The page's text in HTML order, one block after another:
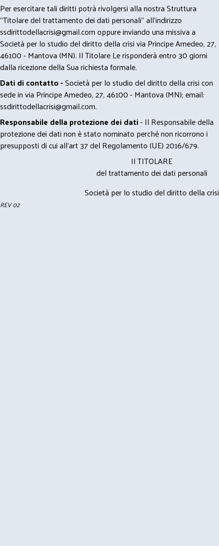
Per esercitare tali diritti potrà rivolgersi alla nostra Struttura
"Titolare del trattamento dei dati personali" all'indirizzo
ssdirittodellacrisi@gmail.comoppure inviando una missiva a
Società per lo studio del diritto della crisi via Principe Amedeo, 27,
46100 - Mantova (MN). Il Titolare Le risponderà entro 30 giorni
dalla ricezione della Sua richiesta formale.
Dati di contatto -Società per lo studio del diritto della crisi con
sede in via Principe Amedeo, 27, 46100 - Mantova (MN); email:
ssdirittodellacrisi@gmail.com.
Responsabile della protezione dei dati- Il Responsabile della
protezione dei dati non è stato nominato perché non ricorrono i
presupposti di cui all’art 37 del Regolamento (UE) 2016/679.
Il TITOLARE
del trattamento dei dati personali
Società per lo studio del diritto della crisi
REV 02